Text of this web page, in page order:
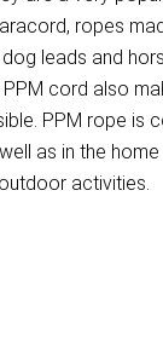
ropes
leads and
cord also
PPM rope is
as in the
activities.